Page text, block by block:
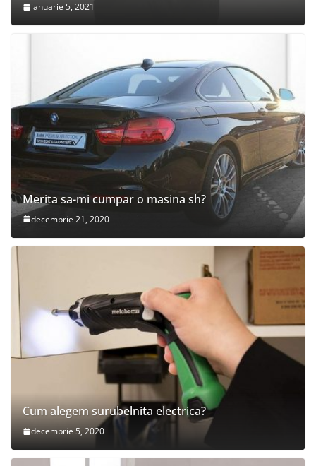
ianuarie 5, 2021
Merita sa-mi cumpar o masina sh?
decembrie 21, 2020
Cum alegem surubelnita electrica?
decembrie 5, 2020